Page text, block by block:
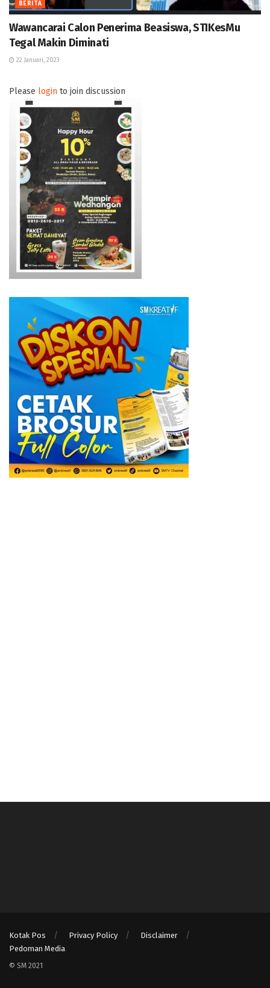
BERITA
Wawancarai Calon Penerima Beasiswa, STIKesMu
Tegal Makin Diminati
22 Januari, 2023
Please login to join discussion
Kotak Pos Privacy Policy
Disclaimer
Pedoman Media
© SM 2021